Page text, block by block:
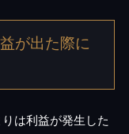
が出た際に
は利益が発生した